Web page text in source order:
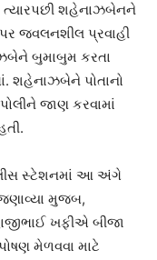
ત્યારપછી શહેનાઝબેનને
પર જ્વલનશીલ પ્રવાહી
બુમાબુમ કરતા
શહેનાઝબેને પોતાનો
જાણ કરવામાં
પોલીસ સ્ટેશનમાં આ અંગે
જણાવ્યા મુજબ,
ખફીએ બીજા
મેળવવા માટે